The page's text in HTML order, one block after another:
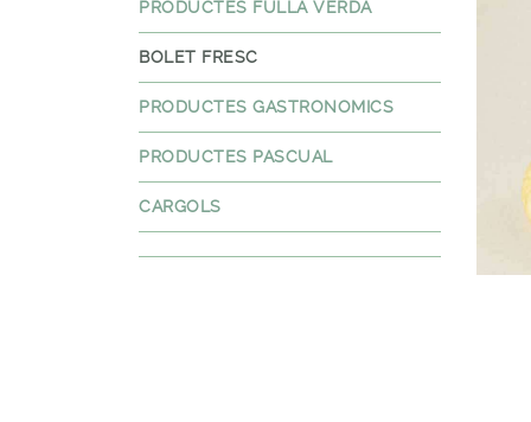
PRODUCTES FULLA VERDA
BOLET FRESC
PRODUCTES GASTRONOMICS
PRODUCTES PASCUAL
CARGOLS